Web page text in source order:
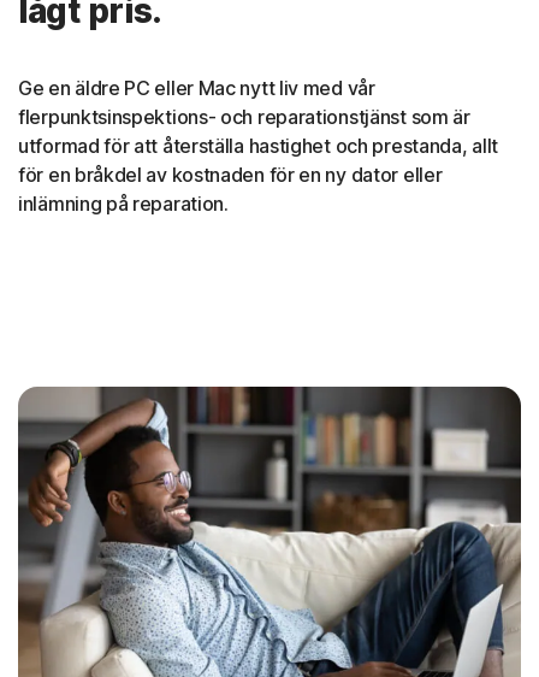
lågt pris.
Ge en äldre PC eller Mac nytt liv med vår
flerpunktsinspektions- och reparationstjänst som är
utformad för att återställa hastighet och prestanda, allt
för en bråkdel av kostnaden för en ny dator eller
inlämning på reparation.